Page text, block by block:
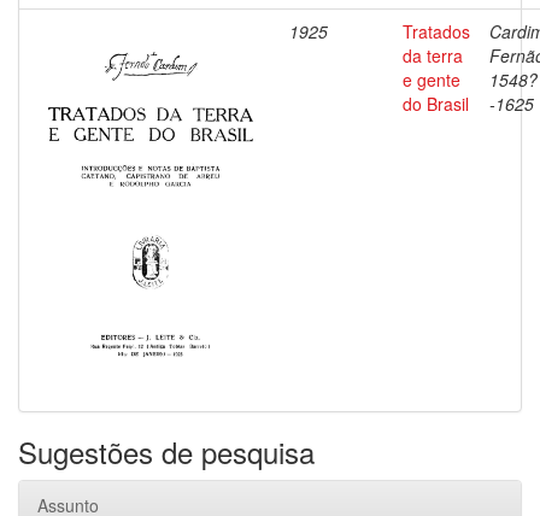
1925
Tratados
da terra
e gente
do Brasil
1548?
-1625
Sugestões de pesquisa
Assunto